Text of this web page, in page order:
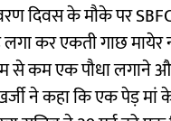
दिवस के मौके पर
लगा कर एकती गाछ
से कम एक पौधा लगाने
ने कहा कि एक पेड़ मां के